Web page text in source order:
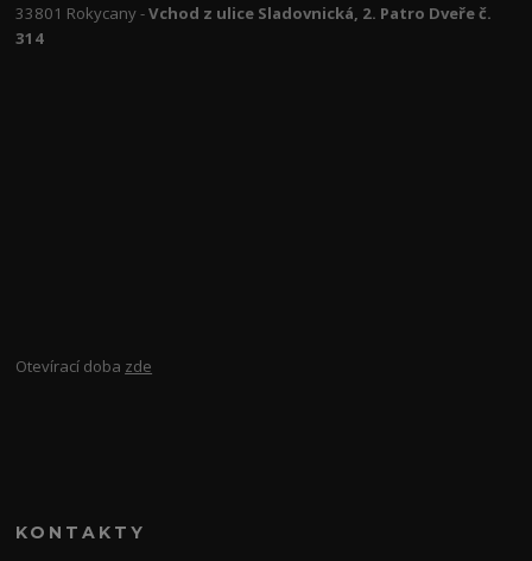
33801 Rokycany -Vchod z ulice Sladovnická, 2. Patro Dveře č.
314
Otevírací doba zde
KONTAKTY